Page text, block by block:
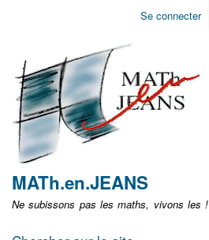
Aller
non
identifié
Se connecter
MATh.en.JEANS
Ne subissons pas les maths, vivons les !